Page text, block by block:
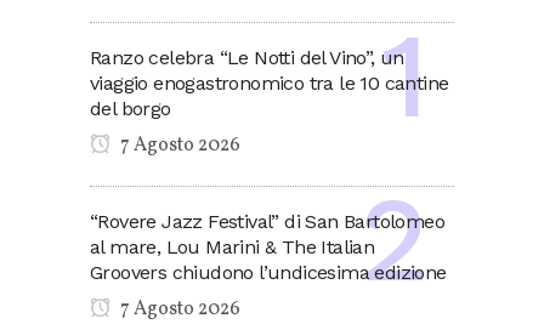
Ranzo celebra “Le Notti del Vino”, un
viaggio enogastronomico tra le 10 cantine
del borgo
7 Agosto 2026
“Rovere Jazz Festival” di San Bartolomeo
al mare, Lou Marini & The Italian
Groovers chiudono l’undicesima edizione
7 Agosto 2026